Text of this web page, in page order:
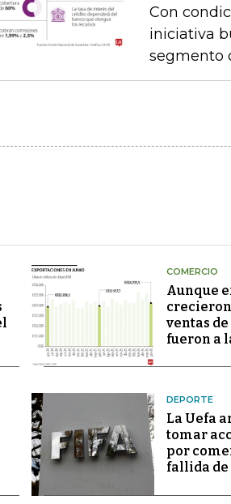
Con
iniciativa
segmento
COMERCIO
Aunque
ventas
fueron a
DEPORTE
La Uefa
tomar
por
fallida de